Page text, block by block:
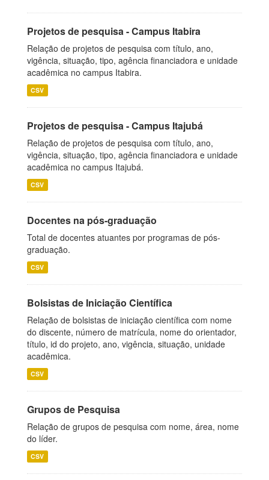
Projetos de pesquisa - Campus Itabira
Relação de projetos de pesquisa com título, ano,
vigência, situação, tipo, agência financiadora e unidade
acadêmica no campus Itabira.
CSV
Projetos de pesquisa - Campus Itajubá
Relação de projetos de pesquisa com título, ano,
vigência, situação, tipo, agência financiadora e unidade
acadêmica no campus Itajubá.
CSV
Docentes na pós-graduação
Total de docentes atuantes por programas de pós-
graduação.
CSV
Bolsistas de Iniciação Científica
Relação de bolsistas de iniciação científica com nome
do discente, número de matrícula, nome do orientador,
título, id do projeto, ano, vigência, situação, unidade
acadêmica.
CSV
Grupos de Pesquisa
Relação de grupos de pesquisa com nome, área, nome
do líder.
CSV